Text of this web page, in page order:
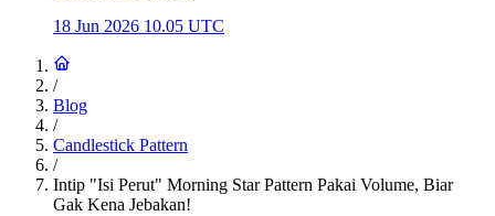
18 Jun 2026 10.05 UTC
/
Blog
/
Candlestick Pattern
/
Intip "Isi Perut" Morning Star Pattern Pakai Volume, Biar
Gak Kena Jebakan!